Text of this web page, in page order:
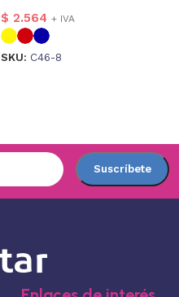
$ 2.564 + IVA
SKU: C46-8